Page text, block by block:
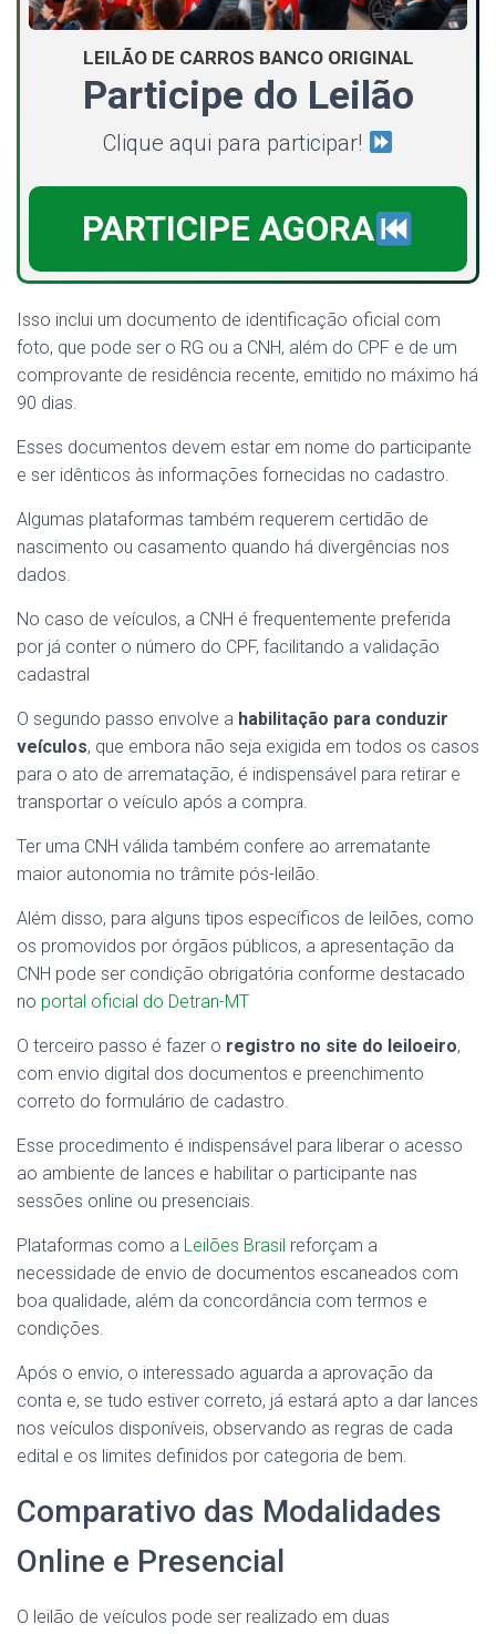
LEILÃO DE CARROS BANCO ORIGINAL
Participe do Leilão
Clique aqui para participar!
PARTICIPE AGORA
Isso inclui um documento de identificação oficial com
foto, que pode ser o RG ou a CNH, além do CPF e de um
comprovante de residência recente, emitido no máximo há
90 dias.
Esses documentos devem estar em nome do participante
e ser idênticos às informações fornecidas no cadastro.
Algumas plataformas também requerem certidão de
nascimento ou casamento quando há divergências nos
dados.
No caso de veículos, a CNH é frequentemente preferida
por já conter o número do CPF, facilitando a validação
cadastral
O segundo passo envolve a habilitação para conduzir
veículos, que embora não seja exigida em todos os casos
para o ato de arrematação, é indispensável para retirar e
transportar o veículo após a compra.
Ter uma CNH válida também confere ao arrematante
maior autonomia no trâmite pós-leilão.
Além disso, para alguns tipos específicos de leilões, como
os promovidos por órgãos públicos, a apresentação da
CNH pode ser condição obrigatória conforme destacado
no portal oficial do Detran-MT
O terceiro passo é fazer o registro no site do leiloeiro,
com envio digital dos documentos e preenchimento
correto do formulário de cadastro.
Esse procedimento é indispensável para liberar o acesso
ao ambiente de lances e habilitar o participante nas
sessões online ou presenciais.
Plataformas como a Leilões Brasil reforçam a
necessidade de envio de documentos escaneados com
boa qualidade, além da concordância com termos e
condições.
Após o envio, o interessado aguarda a aprovação da
conta e, se tudo estiver correto, já estará apto a dar lances
nos veículos disponíveis, observando as regras de cada
edital e os limites definidos por categoria de bem.
Comparativo das Modalidades
Online e Presencial
O leilão de veículos pode ser realizado em duas